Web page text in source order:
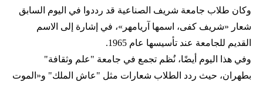
وكان طلاب جامعة شريف الصناعية قد رددوا في اليوم السابق
شعار «شريف كفى، اسمها آريامهر»، في إشارة إلى الاسم
القديم للجامعة عند تأسيسها عام 1965.
وفي هذا اليوم أيضًا، نُظم تجمع في جامعة "علم وثقافة"
بطهران، حيث ردد الطلاب شعارات مثل "عاش الملك" و«الموت